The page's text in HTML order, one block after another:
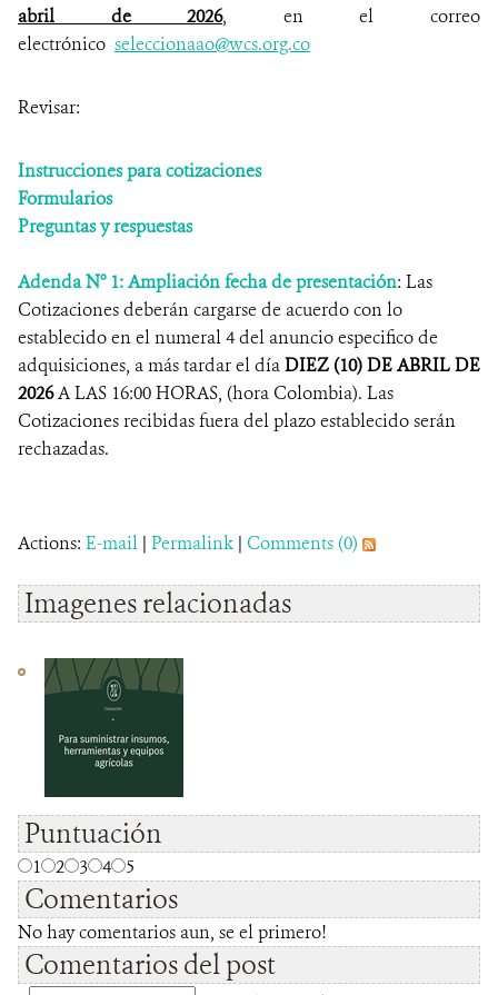
abril de 2026, en el correo
electrónico seleccionaao@wcs.org.co
Revisar:
Instrucciones para cotizaciones
Formularios
Preguntas y respuestas
Adenda N° 1: Ampliación fecha de presentación: Las
Cotizaciones deberán cargarse de acuerdo con lo
establecido en el numeral 4 del anuncio especifico de
adquisiciones, a más tardar el díaDIEZ (10) DE ABRIL DE
2026A LAS 16:00 HORAS, (hora Colombia). Las
Cotizaciones recibidas fuera del plazo establecido serán
rechazadas.
Actions: E-mail | Permalink | Comments (0)
Imagenes relacionadas
Puntuación
1 2 3 4 5
Comentarios
No hay comentarios aun, se el primero!
Comentarios del post